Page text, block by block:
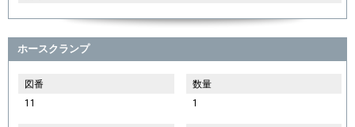
ホースクランプ
図番
11
数量
1